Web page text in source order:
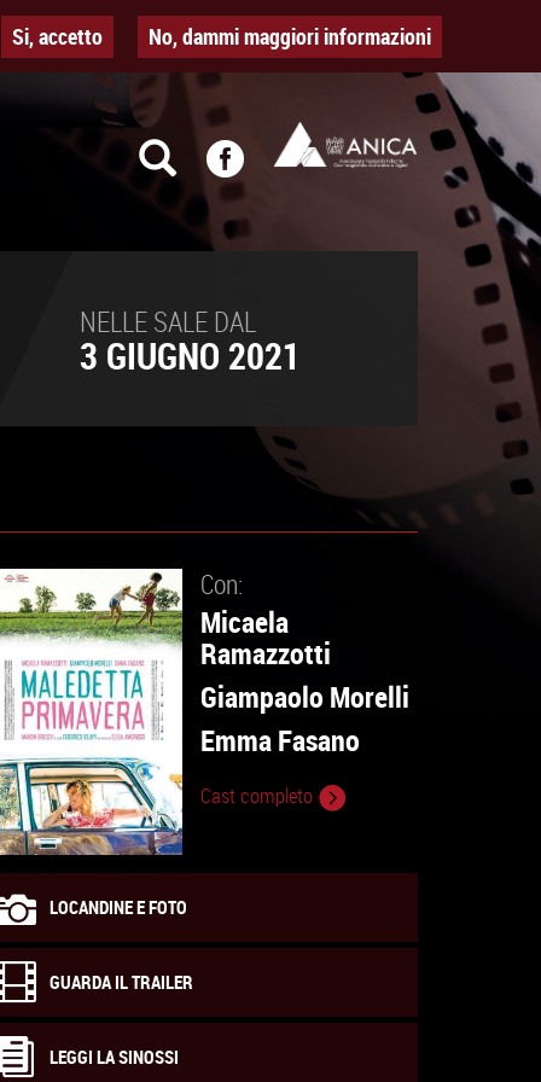
Si, accetto No, dammi maggiori informazioni
NELLE SALE DAL
3 GIUGNO 2021
Con:
Micaela
Ramazzotti
Giampaolo Morelli
Emma Fasano
Cast completo
LOCANDINE E FOTO
GUARDA IL TRAILER
LEGGI LA SINOSSI